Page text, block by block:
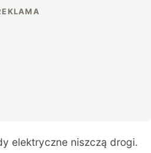
elektryczne niszczą drogi.